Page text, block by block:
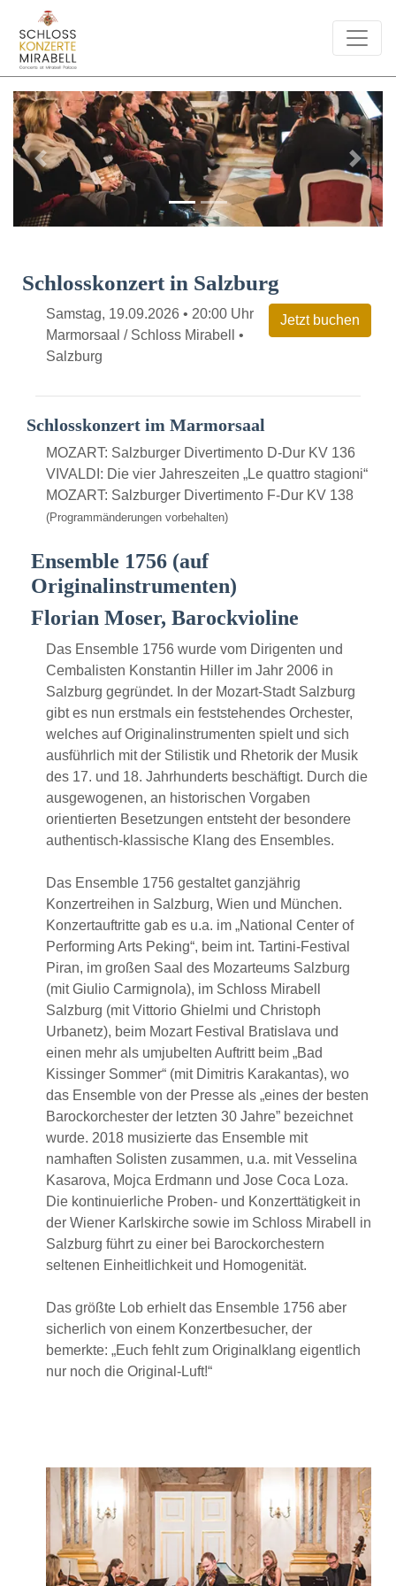
Previous Next
Schlosskonzert in Salzburg
Samstag, 19.09.2026 • 20:00 Uhr
Marmorsaal / Schloss Mirabell •
Salzburg
Schlosskonzert im Marmorsaal
MOZART: Salzburger Divertimento D-Dur KV 136
VIVALDI: Die vier Jahreszeiten „Le quattro stagioni“
MOZART: Salzburger Divertimento F-Dur KV 138
(Programmänderungen vorbehalten)
Ensemble 1756 (auf
Originalinstrumenten)
Florian Moser, Barockvioline
Das Ensemble 1756 wurde vom Dirigenten und
Cembalisten Konstantin Hiller im Jahr 2006 in
Salzburg gegründet. In der Mozart-Stadt Salzburg
gibt es nun erstmals ein feststehendes Orchester,
welches auf Originalinstrumenten spielt und sich
ausführlich mit der Stilistik und Rhetorik der Musik
des 17. und 18. Jahrhunderts beschäftigt. Durch die
ausgewogenen, an historischen Vorgaben
orientierten Besetzungen entsteht der besondere
authentisch-klassische Klang des Ensembles.
Das Ensemble 1756 gestaltet ganzjährig
Konzertreihen in Salzburg, Wien und München.
Konzertauftritte gab es u.a. im „National Center of
Performing Arts Peking“, beim int. Tartini-Festival
Piran, im großen Saal des Mozarteums Salzburg
(mit Giulio Carmignola), im Schloss Mirabell
Salzburg (mit Vittorio Ghielmi und Christoph
Urbanetz), beim Mozart Festival Bratislava und
einen mehr als umjubelten Auftritt beim „Bad
Kissinger Sommer“ (mit Dimitris Karakantas), wo
das Ensemble von der Presse als „eines der besten
Barockorchester der letzten 30 Jahre” bezeichnet
wurde. 2018 musizierte das Ensemble mit
namhaften Solisten zusammen, u.a. mit Vesselina
Kasarova, Mojca Erdmann und Jose Coca Loza.
Die kontinuierliche Proben- und Konzerttätigkeit in
der Wiener Karlskirche sowie im Schloss Mirabell in
Salzburg führt zu einer bei Barockorchestern
seltenen Einheitlichkeit und Homogenität.
Das größte Lob erhielt das Ensemble 1756 aber
sicherlich von einem Konzertbesucher, der
bemerkte: „Euch fehlt zum Originalklang eigentlich
nur noch die Original-Luft!“